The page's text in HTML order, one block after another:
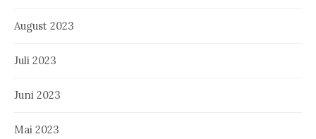
August 2023
Juli 2023
Juni 2023
Mai 2023